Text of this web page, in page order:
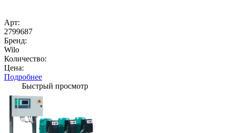
Арт:
2799687
Бренд:
Wilo
Количество:
Цена:
Подробнее
Быстрый просмотр